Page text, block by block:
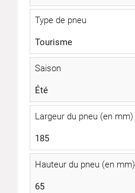
Type de pneu
Tourisme
Saison
Été
Largeur du pneu (en mm)
185
Hauteur du pneu (en mm)
65